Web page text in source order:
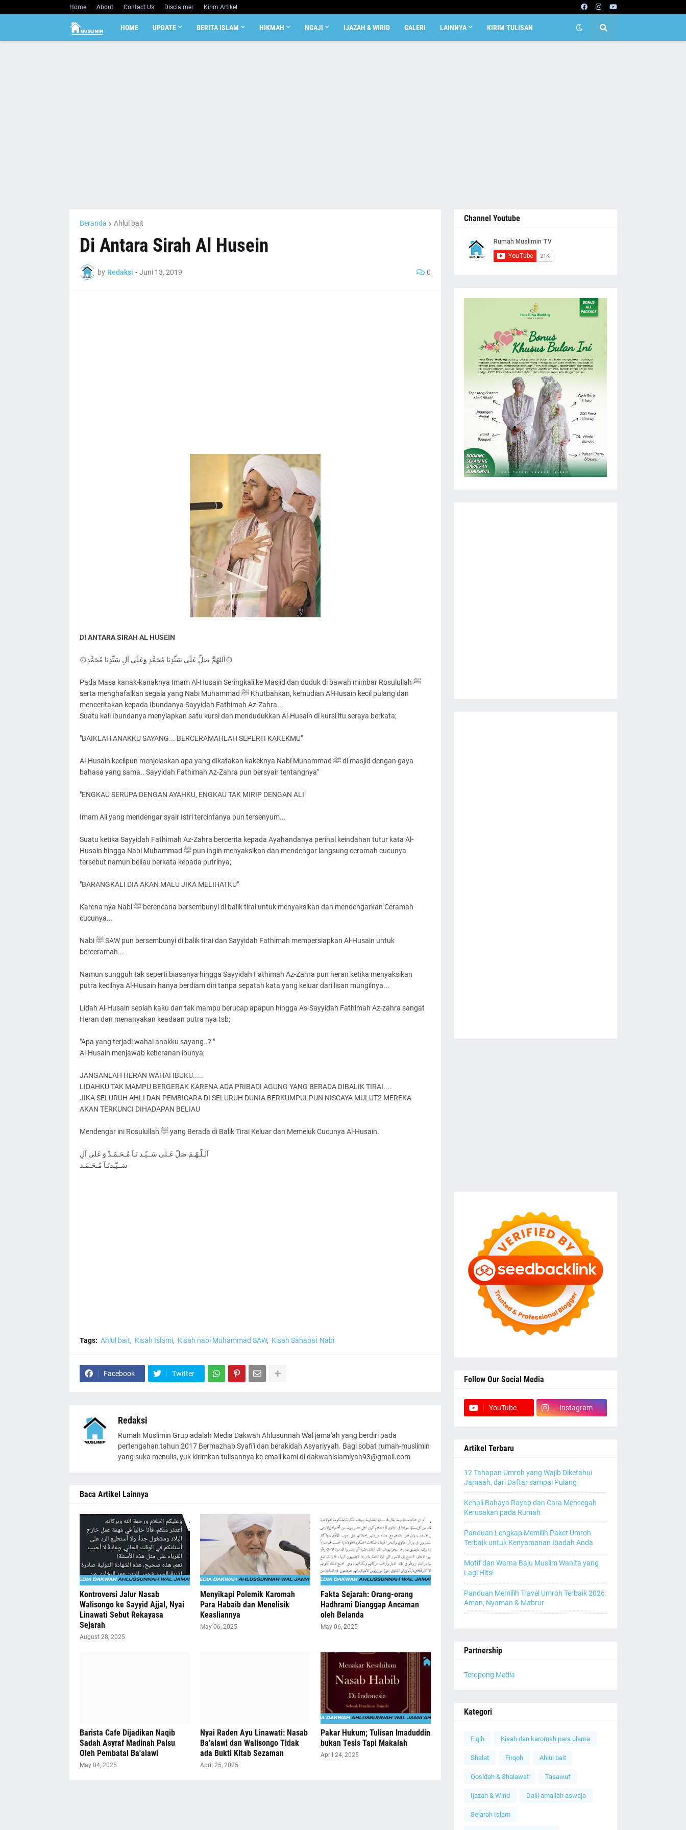
Home About Contact Us Disclaimer Kirim Artikel
HOME UPDATE BERITA ISLAM HIKMAH NGAJI IJAZAH & WIRID GALERI LAINNYA KIRIM TULISAN
Beranda Ahlul bait
Di Antara Sirah Al Husein
by Redaksi - Juni 13, 2019 0
DI ANTARA SIRAH AL HUSEIN
۞اَللهُمَّ صَلِّ عَلَى سَيِّدِنَا مُحَمَّدٍ وَعَلَى آلِ سَيِّدِنَا مُحَمَّدٍ۞
Pada Masa kanak-kanaknya Imam Al-Husain Seringkali ke Masjid dan duduk di bawah mimbar Rosulullah ﷺ
serta menghafalkan segala yang Nabi Muhammad ﷺ Khutbahkan, kemudian Al-Husain kecil pulang dan
menceritakan kepada Ibundanya Sayyidah Fathimah Az-Zahra...
Suatu kali Ibundanya menyiapkan satu kursi dan mendudukkan Al-Husain di kursi itu seraya berkata;
"BAIKLAH ANAKKU SAYANG... BERCERAMAHLAH SEPERTI KAKEKMU"
Al-Husain kecilpun menjelaskan apa yang dikatakan kakeknya Nabi Muhammad ﷺ di masjid dengan gaya
bahasa yang sama.. Sayyidah Fathimah Az-Zahra pun bersyair tentangnya"
"ENGKAU SERUPA DENGAN AYAHKU, ENGKAU TAK MIRIP DENGAN ALI"
Imam Ali yang mendengar syair Istri tercintanya pun tersenyum...
Suatu ketika Sayyidah Fathimah Az-Zahra bercerita kepada Ayahandanya perihal keindahan tutur kata Al-
Husain hingga Nabi Muhammad ﷺ pun ingin menyaksikan dan mendengar langsung ceramah cucunya
tersebut namun beliau berkata kepada putrinya;
"BARANGKALI DIA AKAN MALU JIKA MELIHATKU"
Karena nya Nabi ﷺ berencana bersembunyi di balik tirai untuk menyaksikan dan mendengarkan Ceramah
cucunya...
Nabi ﷺ SAW pun bersembunyi di balik tirai dan Sayyidah Fathimah mempersiapkan Al-Husain untuk
berceramah...
Namun sungguh tak seperti biasanya hingga Sayyidah Fathimah Az-Zahra pun heran ketika menyaksikan
putra kecilnya Al-Husain hanya berdiam diri tanpa sepatah kata yang keluar dari lisan mungilnya...
Lidah Al-Husain seolah kaku dan tak mampu berucap apapun hingga As-Sayyidah Fathimah Az-zahra sangat
Heran dan menanyakan keadaan putra nya tsb;
"Apa yang terjadi wahai anakku sayang..? "
Al-Husain menjawab keheranan ibunya;
JANGANLAH HERAN WAHAI IBUKU.....
LIDAHKU TAK MAMPU BERGERAK KARENA ADA PRIBADI AGUNG YANG BERADA DIBALIK TIRAI....
JIKA SELURUH AHLI DAN PEMBICARA DI SELURUH DUNIA BERKUMPULPUN NISCAYA MULUT2 MEREKA
AKAN TERKUNCI DIHADAPAN BELIAU
Mendengar ini Rosulullah ﷺ yang Berada di Balik Tirai Keluar dan Memeluk Cucunya Al-Husain.
آلـلّـهُـمَ صَلّ عَـلى سَــيّـد نَـآ مُـحَـمّـدْ وَ عَلى آلِ
سَــيّـدنَـآ مُـحَـمّـد
Tags: Ahlul bait Kisah Islami Kisah nabi Muhammad SAW Kisah Sahabat Nabi
Facebook Twitter
Redaksi
Rumah Muslimin Grup adalah Media Dakwah Ahlusunnah Wal jama'ah yang berdiri pada
pertengahan tahun 2017 Bermazhab Syafi'i dan berakidah Asyariyyah. Bagi sobat rumah-muslimin
yang suka menulis, yuk kirimkan tulisannya ke email kami di dakwahislamiyah93@gmail.com
Baca Artikel Lainnya
Kontroversi Jalur Nasab
Walisongo ke Sayyid Ajjal, Nyai
Linawati Sebut Rekayasa
Sejarah
August 28, 2025
Menyikapi Polemik Karomah
Para Habaib dan Menelisik
Keasliannya
May 06, 2025
Fakta Sejarah: Orang-orang
Hadhrami Dianggap Ancaman
oleh Belanda
May 06, 2025
Barista Cafe Dijadikan Naqib
Sadah Asyraf Madinah Palsu
Oleh Pembatal Ba'alawi
May 04, 2025
Nyai Raden Ayu Linawati: Nasab
Ba'alawi dan Walisongo Tidak
ada Bukti Kitab Sezaman
April 25, 2025
Pakar Hukum; Tulisan Imaduddin
bukan Tesis Tapi Makalah
April 24, 2025
Channel Youtube
Follow Our Social Media
YouTube Instagram
Artikel Terbaru
12 Tahapan Umroh yang Wajib Diketahui
Jamaah, dari Daftar sampai Pulang
Kenali Bahaya Rayap dan Cara Mencegah
Kerusakan pada Rumah
Panduan Lengkap Memilih Paket Umroh
Terbaik untuk Kenyamanan Ibadah Anda
Motif dan Warna Baju Muslim Wanita yang
Lagi Hits!
Panduan Memilih Travel Umroh Terbaik 2026:
Aman, Nyaman & Mabrur
Partnership
Teropong Media
Kategori
Fiqih Kisah dan karomah para ulama
Shalat Firqoh Ahlul bait
Qosidah & Shalawat Tasawuf
Ijazah & Wirid Dalil amaliah aswaja
Sejarah Islam